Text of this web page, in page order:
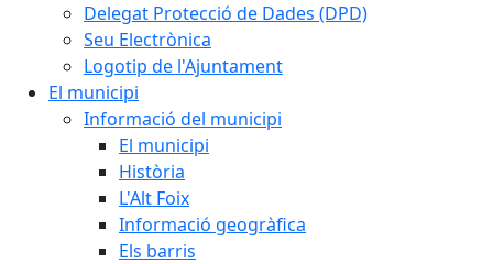
Delegat Protecció de Dades (DPD)
Seu Electrònica
Logotip de l'Ajuntament
El municipi
Informació del municipi
El municipi
Història
L'Alt Foix
Informació geogràfica
Els barris